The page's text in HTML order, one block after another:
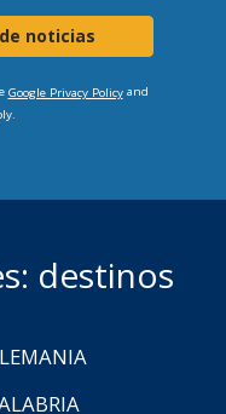
noticias
Google Privacy Policyand
destinos